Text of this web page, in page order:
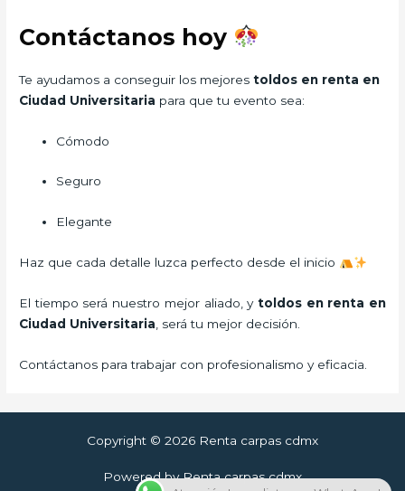
Contáctanos hoy
Te ayudamos a conseguir los mejorestoldos en renta en
Ciudad Universitaria para que tu evento sea:
Cómodo
Seguro
Elegante
Haz que cada detalle luzca perfecto desde el inicio
El tiempo será nuestro mejor aliado, y toldos en renta en
Ciudad Universitaria , será tu mejor decisión.
Contáctanos para trabajar con profesionalismo y eficacia.
Copyright © 2026 Renta carpas cdmx
Powered by Renta carpas cdmx